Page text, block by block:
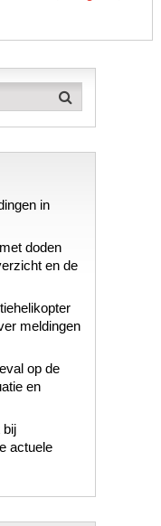
in
doden
en de
meldingen
op de
en
bij
actuele